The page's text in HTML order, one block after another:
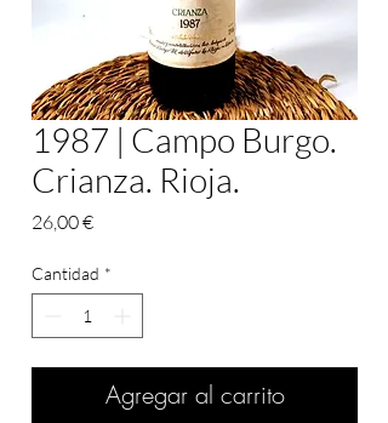
1987 | Campo Burgo.
Crianza. Rioja.
26,00 €Precio
Cantidad *
Agregar al carrito